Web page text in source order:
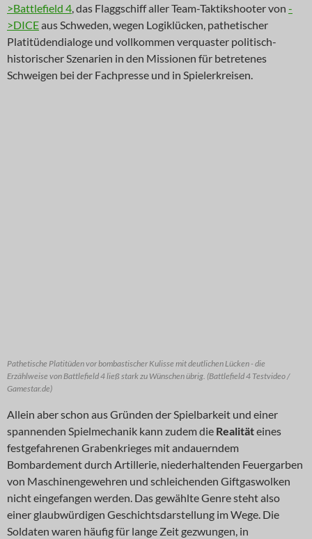
>Battlefield 4, das Flaggschiff aller Team-Taktikshooter von -
>DICEaus Schweden, wegen Logiklücken, pathetischer
Platitüdendialoge und vollkommen verquaster politisch-
historischer Szenarien in den Missionen für betretenes
Schweigen bei der Fachpresse und in Spielerkreisen.
Pathetische Platitüden vor bombastischer Kulisse mit deutlichen Lücken - die
Erzählweise von Battlefield 4 ließ stark zu Wünschen übrig. (Battlefield 4 Testvideo /
Gamestar.de)
Allein aber schon aus Gründen der Spielbarkeit und einer
spannenden Spielmechanik kann zudem die Realitäteines
festgefahrenen Grabenkrieges mit andauerndem
Bombardement durch Artillerie, niederhaltenden Feuergarben
von Maschinengewehren und schleichenden Giftgaswolken
nicht eingefangen werden. Das gewählte Genre steht also
einer glaubwürdigen Geschichtsdarstellung im Wege. Die
Soldaten waren häufig für lange Zeit gezwungen, in